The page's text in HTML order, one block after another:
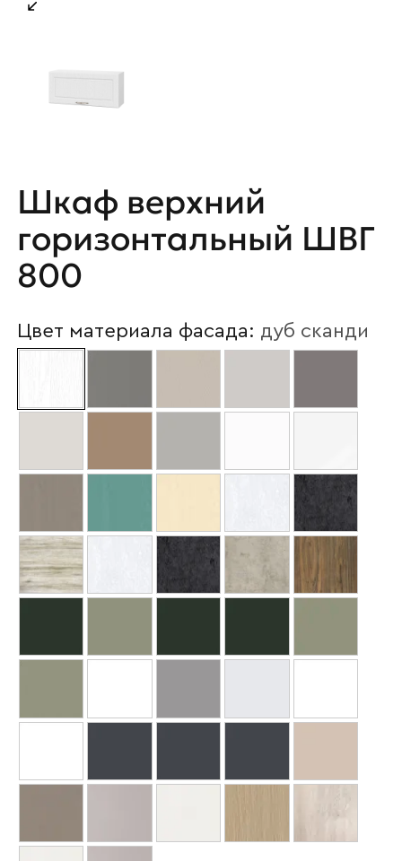
Шкаф верхний
горизонтальный ШВГ
800
Цвет материала фасада: дуб сканди
Ваше имя